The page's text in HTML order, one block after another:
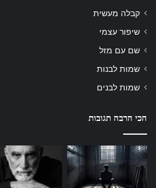
קבלה מעשית
שיפור עצמי
שם עם מזל
שמות לבנות
שמות לבנים
הכי הרבה תגובות